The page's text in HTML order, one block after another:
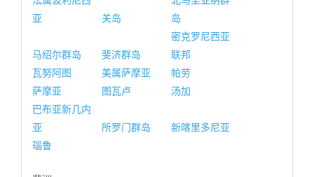
亚
关岛
岛
马绍尔群岛 斐济群岛
密克罗尼西亚
联邦
瓦努阿图
美属萨摩亚
帕劳
萨摩亚
图瓦卢
汤加
巴布亚新几内
亚
所罗门群岛
新喀里多尼亚
瑙鲁